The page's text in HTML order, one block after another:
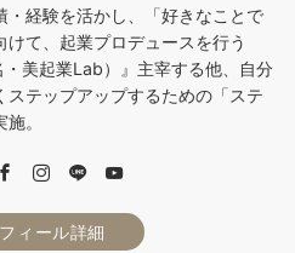
・経験を活かし、「好きなことで
て、起業プロデュースを行う
・美起業Lab）』主宰する他、自分
テップアップするための「ステ
。
ィール詳細